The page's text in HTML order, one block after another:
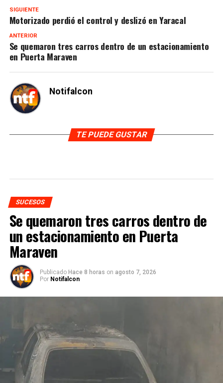
SIGUIENTE
Motorizado perdió el control y deslizó en Yaracal
ANTERIOR
Se quemaron tres carros dentro de un estacionamiento
en Puerta Maraven
Notifalcon
TE PUEDE GUSTAR
SUCESOS
Se quemaron tres carros dentro de
un estacionamiento en Puerta
Maraven
Publicado Hace 8 horas on agosto 7, 2026
Por Notifalcon